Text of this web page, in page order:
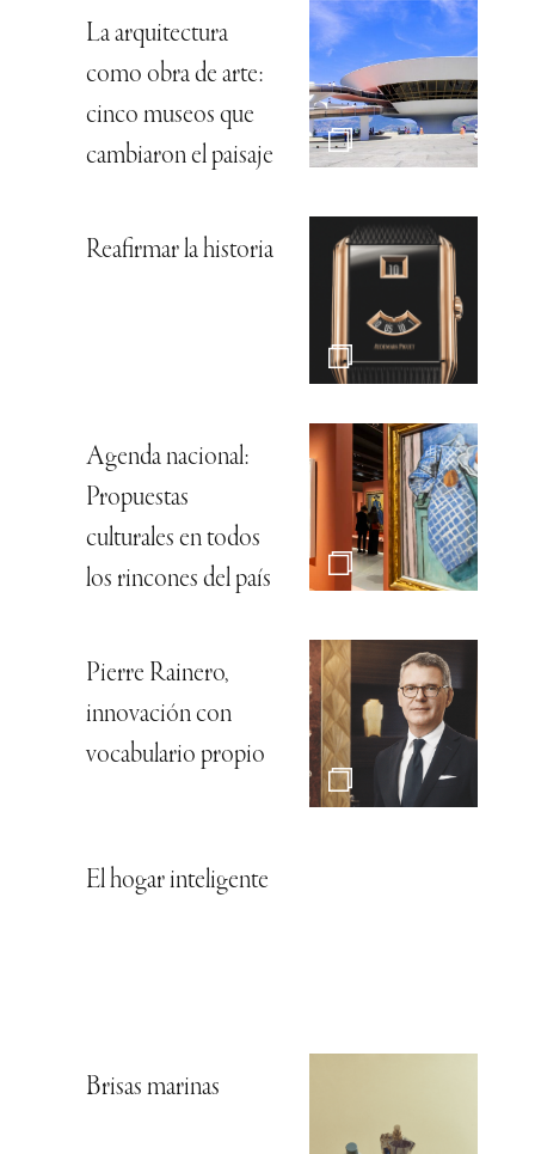
La arquitectura
como obra de arte:
cinco museos que
cambiaron el paisaje
Reafirmar la historia
Agenda nacional:
Propuestas
culturales en todos
los rincones del país
Pierre Rainero,
innovación con
vocabulario propio
El hogar inteligente
Brisas marinas